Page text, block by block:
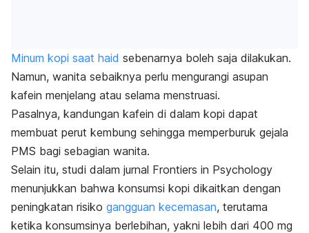
Minum kopi saat haid sebenarnya boleh saja dilakukan.
Namun, wanita sebaiknya perlu mengurangi asupan
kafein menjelang atau selama menstruasi.
Pasalnya, kandungan kafein di dalam kopi dapat
membuat perut kembung sehingga memperburuk gejala
PMS bagi sebagian wanita.
Selain itu, studi dalam jurnal Frontiers in Psychology
menunjukkan bahwa konsumsi kopi dikaitkan dengan
peningkatan risiko gangguan kecemasan, terutama
ketika konsumsinya berlebihan, yakni lebih dari 400 mg